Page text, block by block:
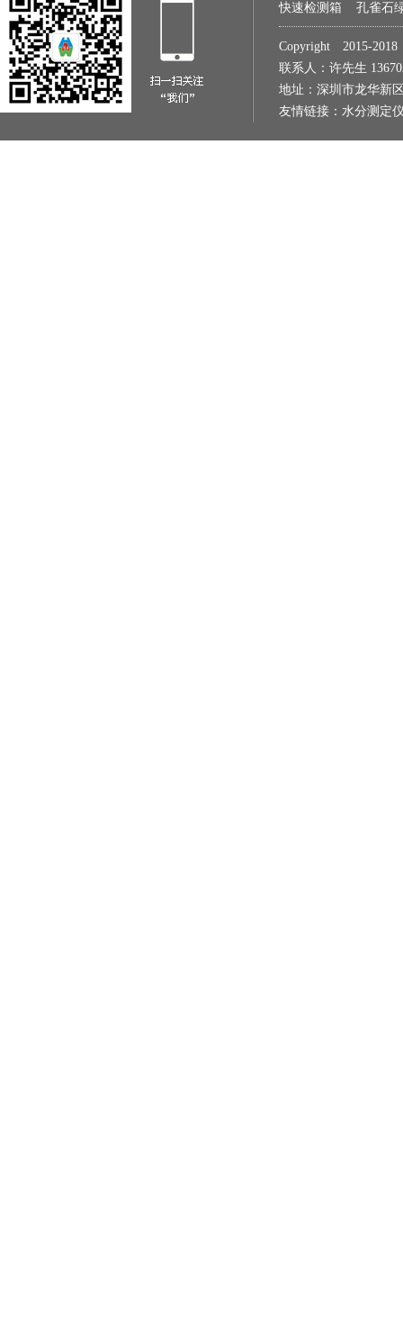
快速检测箱
孔雀石
Copyright 2015-
联系人：许先生
地址：深圳市龙华新
友情链接： 水分测定